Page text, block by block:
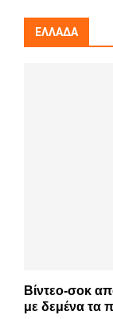
ΕΛΛΆΔΑ
Βίντεο-σοκ
με δεμένα τα